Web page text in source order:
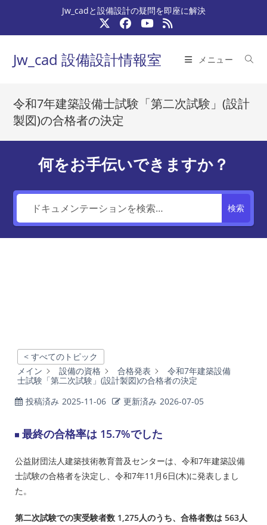
テ
プ
Jw_cadと設備設計の疑問を即座に解決
Jw_cad 設備設計情報室 メニュー
令和7年建築設備士試験「第二次試験」(設計
製図)の合格者の決定
何をお手伝いできますか？
検索
< すべてのトピック
メイン
設備の資格 合格発表
令和7年建築設備
士試験「第二次試験」(設計製図)の合格者の決定
投稿済み 2025-11-06 更新済み 2026-07-05
最終の合格率は 15.7%でした
公益財団法人建築技術教育普及センターは、令和7年建築設備
士試験の合格者を決定し、令和7年11月6日(木)に発表しまし
た。
第二次試験での実受験者数 1,275人のうち、合格者数は 563人